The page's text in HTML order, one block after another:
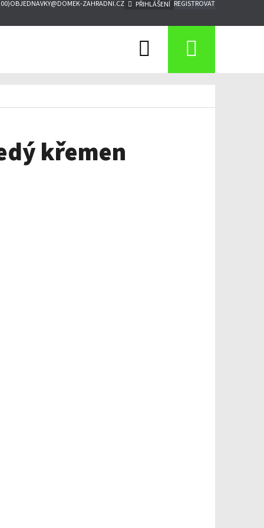
OBJEDNAVKY@DOMEK-ZAHRADNI.CZ PŘIHLÁŠENÍ REGISTROVAT
Hledat
křemen